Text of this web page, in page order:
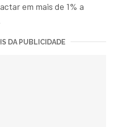
em mais de 1% a
DA PUBLICIDADE